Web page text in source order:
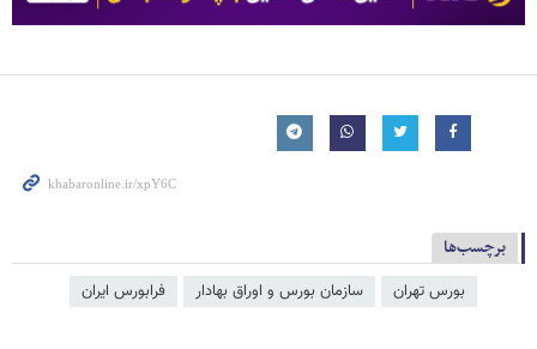
برچسب‌ها
بورس تهران سازمان بورس و اوراق بهادار فرا‌‌‌‌‌بورس ایران